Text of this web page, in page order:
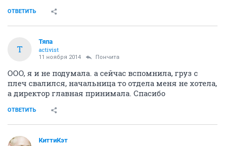
ОТВЕТИТЬ
Т
Тяпа
activist
11 ноября 2014 Пончита
ООО, я и не подумала. а сейчас вспомнила, груз с
плеч свалился, начальница то отдела меня не хотела,
а директор главная принимала. Спасибо
ОТВЕТИТЬ
КиттиКэт